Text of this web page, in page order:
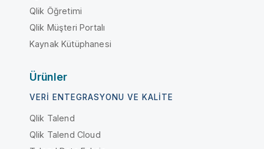
Qlik Öğretimi
Qlik Müşteri Portalı
Kaynak Kütüphanesi
Ürünler
VERI ENTEGRASYONU VE KALITE
Qlik Talend
Qlik Talend Cloud